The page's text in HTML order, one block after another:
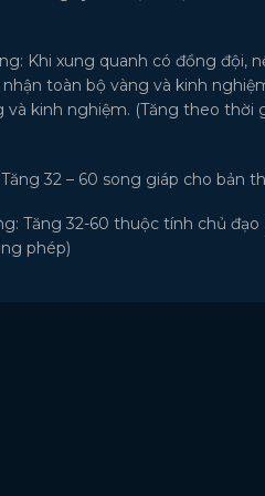
Khi xung quanh có đồng đội,
toàn bộ vàng và kinh
và kinh nghiệm. (Tăng theo thời
32 – 60 song giáp cho bản
Tăng 32-60 thuộc tính chủ đạo
phép)